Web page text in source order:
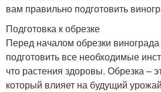
вам правильно подготовить
Подготовка к обрезке
Перед началом обрезки
подготовить все необходимые
что растения здоровы. Обрезка –
который влияет на будущий